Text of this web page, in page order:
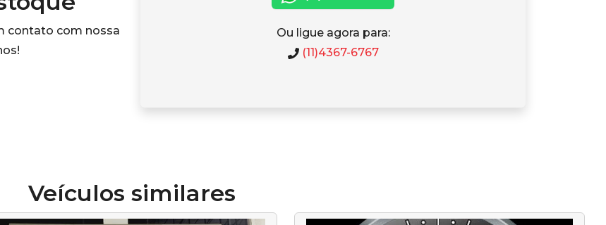
contato com nossa
Ou ligue agora para:
(11)4367-6767
Veículos similares